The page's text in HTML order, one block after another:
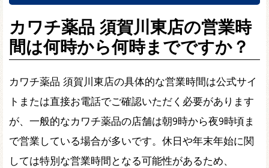
カワチ薬品 須賀川東店の営業時
間は何時から何時までですか？
カワチ薬品 須賀川東店の具体的な営業時間は公式サイ
トまたは直接お電話でご確認いただく必要があります
が、一般的なカワチ薬品の店舗は朝9時から夜9時頃ま
で営業している場合が多いです。休日や年末年始に関
しては特別な営業時間となる可能性があるため、